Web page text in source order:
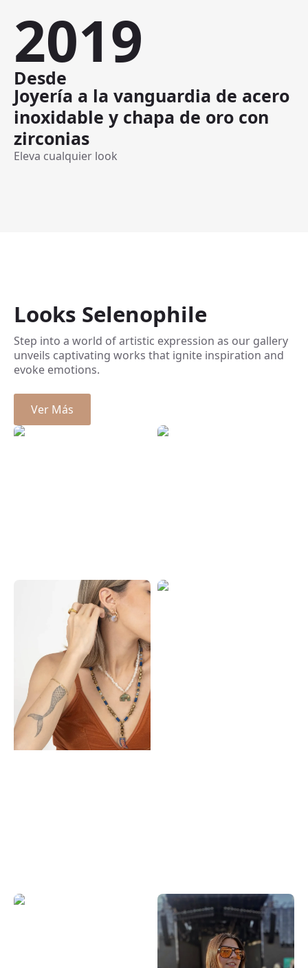
2019
Desde
Joyería a la vanguardia de acero
inoxidable y chapa de oro con
zirconias
Eleva cualquier look
Looks Selenophile
Step into a world of artistic expression as our gallery
unveils captivating works that ignite inspiration and
evoke emotions.
Ver Más